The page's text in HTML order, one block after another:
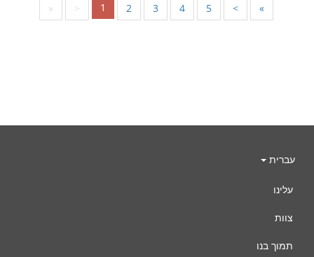
« < 1 2 3 4 5 > »
עברית
עלינו
צוות
תמוך בנו